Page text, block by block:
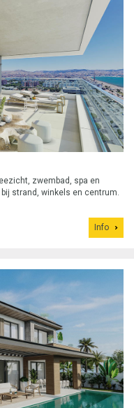
zwembad, spa en
strand, winkels en centrum.
Info